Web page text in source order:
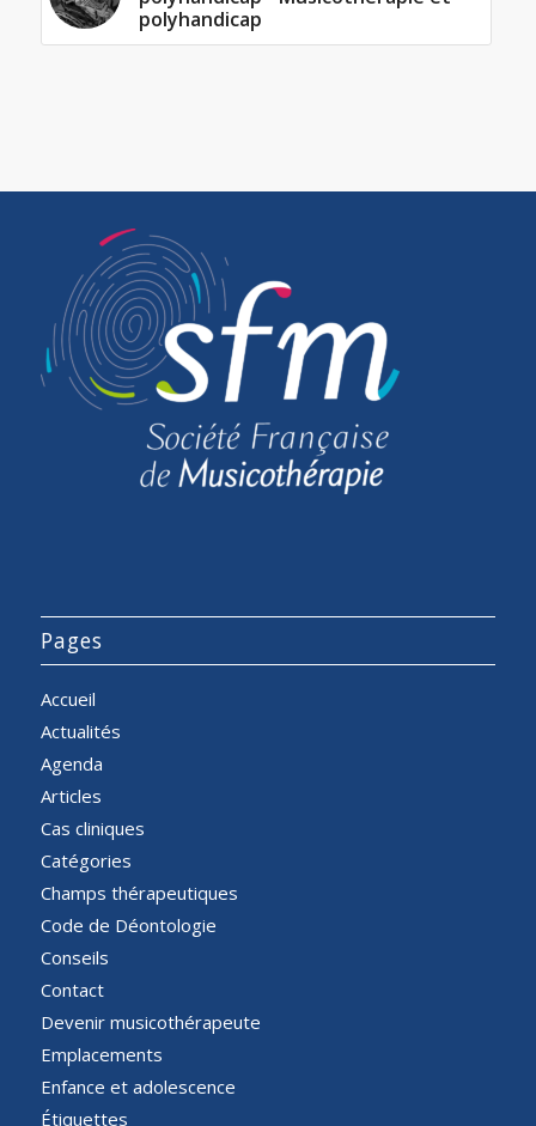
polyhandicap
Pages
Accueil
Actualités
Agenda
Articles
Cas cliniques
Catégories
Champs thérapeutiques
Code de Déontologie
Conseils
Contact
Devenir musicothérapeute
Emplacements
Enfance et adolescence
Étiquettes